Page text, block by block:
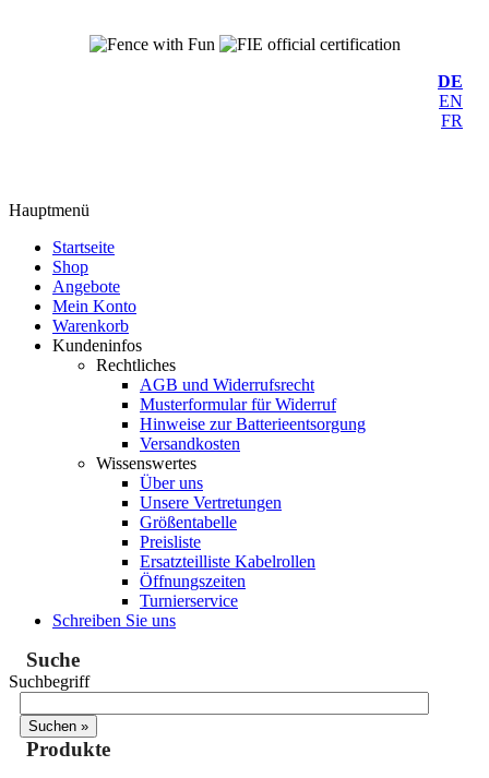
DE
EN
FR
Hauptmenü
Startseite
Shop
Angebote
Mein Konto
Warenkorb
Kundeninfos
Rechtliches
AGB und Widerrufsrecht
Musterformular für Widerruf
Hinweise zur Batterieentsorgung
Versandkosten
Wissenswertes
Über uns
Unsere Vertretungen
Größentabelle
Preisliste
Ersatzteilliste Kabelrollen
Öffnungszeiten
Turnierservice
Schreiben Sie uns
Suche
Suchbegriff
Produkte